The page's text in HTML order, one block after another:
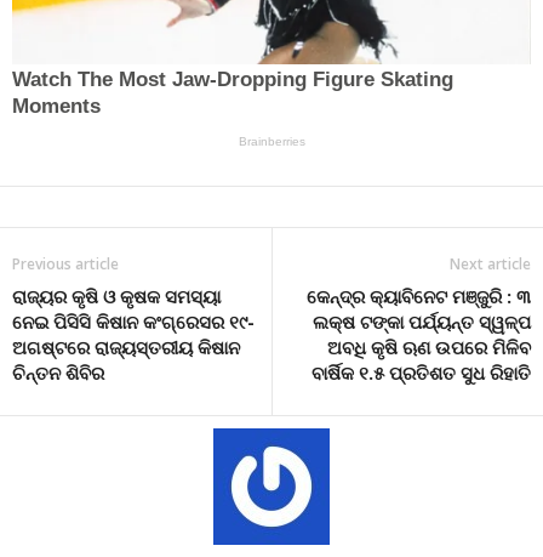
Previous article
ରାଜ୍ୟର କୃଷି ଓ କୃଷକ ସମସ୍ୟା
ନେଇ ପିସିସି କିଷାନ କଂଗ୍ରେସର ୧୯-
ଅଗଷ୍ଟରେ ରାଜ୍ୟସ୍ତରୀୟ କିଷାନ
ଚିନ୍ତନ ଶିବିର
Next article
କେନ୍ଦ୍ର କ୍ୟାବିନେଟ ମଞ୍ଜୁରି : ୩
ଲକ୍ଷ ଟଙ୍କା ପର୍ଯ୍ୟନ୍ତ ସ୍ୱଳ୍ପ
ଅବଧି କୃଷି ଋଣ ଉପରେ ମିଳିବ
ବାର୍ଷିକ ୧.୫ ପ୍ରତିଶତ ସୁଧ ରିହାତି